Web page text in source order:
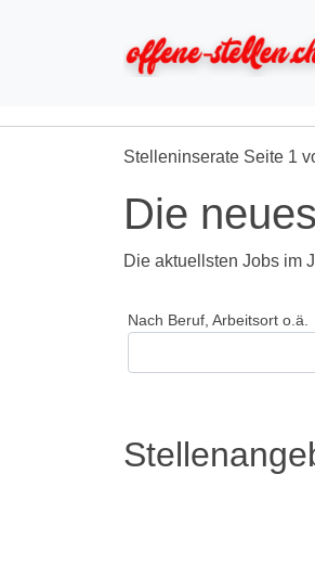
Stelleninserate Seite 1
Die
Die aktuellsten Jobs im
Nach Beruf, Arbeitsort o.ä.